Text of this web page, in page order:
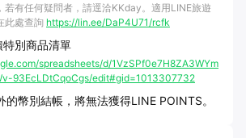
若有任何疑問者，請逕洽KKday。適用LINE旅遊
此處查詢 https://lin.ee/DaP4U71/rcfk
別商品清單
spreadsheets/d/1VzSPf0e7H8ZA3WYm
93EcLDtCqoCgs/edit#gid=1013307732
的幣別結帳，將無法獲得LINE POINTS。